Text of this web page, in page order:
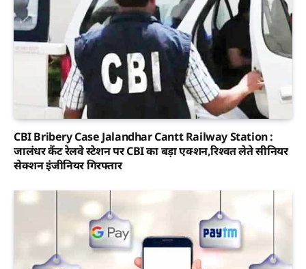
CBI Bribery Case Jalandhar Cantt Railway Station :
जालंधर कैंट रेलवे स्टेशन पर CBI का बड़ा एक्शन,रिश्वत लेते सीनियर
सेक्शन इंजीनियर गिरफ्तार